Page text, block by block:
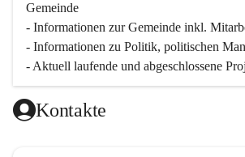
Gemeinde
- Informationen zur Gemeinde inkl.
- Informationen zu Politik, politischen
- Aktuell laufende und abgeschlossene
Kontakte